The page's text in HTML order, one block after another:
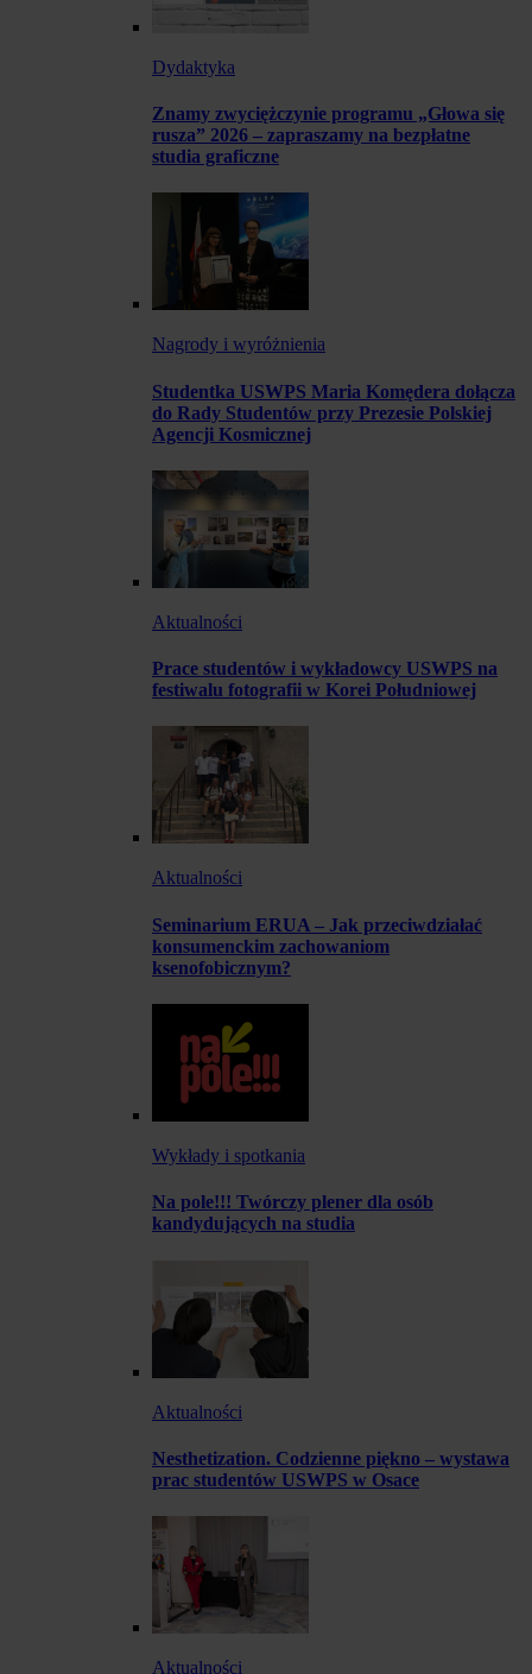
Dydaktyka
Znamy zwyciężczynie programu „Głowa się
rusza” 2026 – zapraszamy na bezpłatne
studia graficzne
Nagrody i wyróżnienia
Studentka USWPS Maria Komędera dołącza
do Rady Studentów przy Prezesie Polskiej
Agencji Kosmicznej
Aktualności
Prace studentów i wykładowcy USWPS na
festiwalu fotografii w Korei Południowej
Aktualności
Seminarium ERUA – Jak przeciwdziałać
konsumenckim zachowaniom
ksenofobicznym?
Wykłady i spotkania
Na pole!!! Twórczy plener dla osób
kandydujących na studia
Aktualności
Nesthetization. Codzienne piękno – wystawa
prac studentów USWPS w Osace
Aktualności